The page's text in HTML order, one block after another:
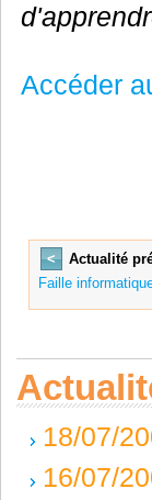
Accéder
<
Actualité
Faille
18/07/
16/07/